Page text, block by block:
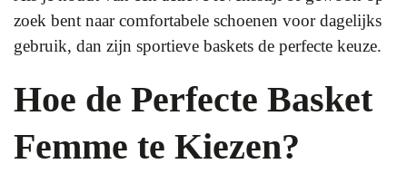
zoek bent naar comfortabele schoenen voor dagelijks
gebruik, dan zijn sportieve baskets de perfecte keuze.
Hoe de Perfecte Basket
Femme te Kiezen?